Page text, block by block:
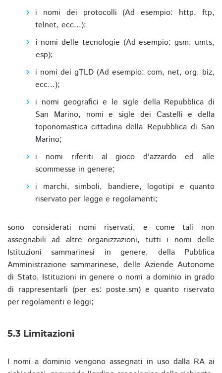
i nomi dei protocolli (Ad esempio: http, ftp,
telnet, ecc...);
i nomi delle tecnologie (Ad esempio: gsm, umts,
esp);
i nomi dei gTLD (Ad esempio: com, net, org, biz,
ecc...);
i nomi geografici e le sigle della Repubblica di
San Marino, nomi e sigle dei Castelli e della
toponomastica cittadina della Repubblica di San
Marino;
i nomi riferiti al gioco d'azzardo ed alle
scommesse in genere;
i marchi, simboli, bandiere, logotipi e quanto
riservato per legge e regolamenti;
sono considerati nomi riservati, e come tali non
assegnabili ad altre organizzazioni, tutti i nomi delle
Istituzioni sammarinesi in genere, della Pubblica
Amministrazione sammarinese, delle Aziende Autonome
di Stato, Istituzioni in genere o nomi a dominio in grado
di rappresentarli (per es: poste.sm) e quanto riservato
per regolamenti e leggi;
5.3 Limitazioni
I nomi a dominio vengono assegnati in uso dalla RA ai